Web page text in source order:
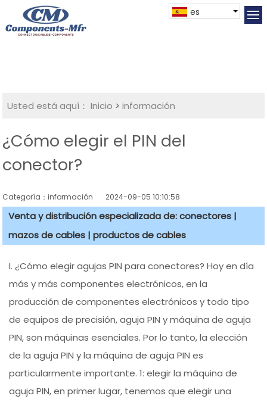
es
Usted está aquí： Inicio >información
¿Cómo elegir el PIN del
conector?
Categoría：información 2024-09-05 10:10:58
Venta y distribución especializada de: conectores |
mazos de cables | productos de cables
I. ¿Cómo elegir agujas PIN para conectores? Hoy en día
más y más componentes electrónicos, en la
producción de componentes electrónicos y todo tipo
de equipos de precisión, aguja PIN y máquina de aguja
PIN, son máquinas esenciales. Por lo tanto, la elección
de la aguja PIN y la máquina de aguja PIN es
particularmente importante. 1: elegir la máquina de
aguja PIN, en primer lugar, tenemos que elegir una